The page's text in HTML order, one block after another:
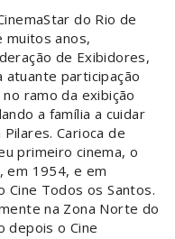
do Rio de
muitos anos,
de Exibidores,
participação
ramo da exibição
a família a cuidar
Carioca de
primeiro cinema, o
em 1954, e em
Cine Todos os Santos.
na Zona Norte do
depois o Cine